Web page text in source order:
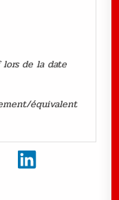
de la date
équivalent